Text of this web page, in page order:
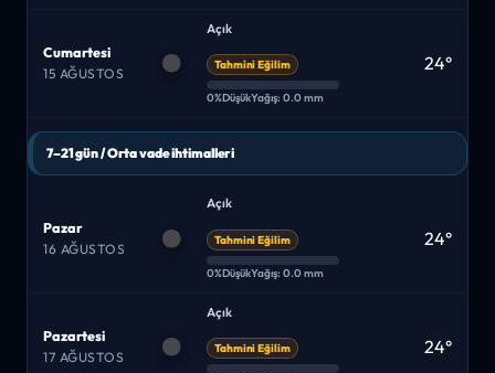
Cumartesi
15 AĞUSTOS
Açık
Tahmini Eğilim
0%DüşükYağış: 0.0 mm
24°
7–21 gün / Orta vade ihtimalleri
Pazar
16 AĞUSTOS
Açık
Tahmini Eğilim
0%DüşükYağış: 0.0 mm
24°
Pazartesi
17 AĞUSTOS
Açık
Tahmini Eğilim 24°